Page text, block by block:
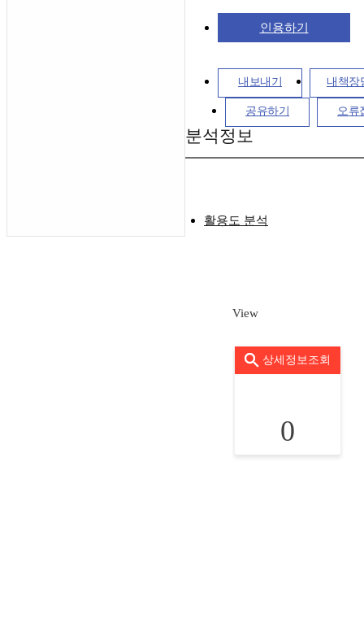
인용하기
내보내기 내책장
공유하기 오류
분석정보
활용도 분석
View
상세정보조회
0